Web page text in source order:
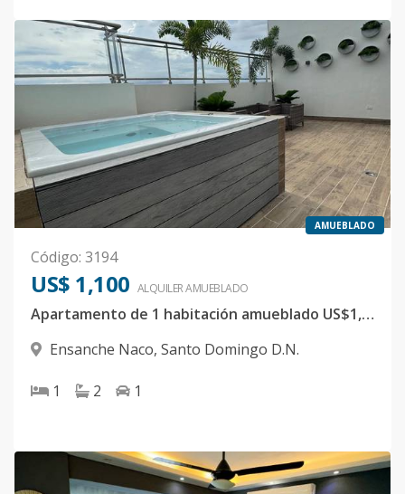
AMUEBLADO
Código: 3194
US$ 1,100 ALQUILERAMUEBLADO
Apartamento de 1 habitación amueblado US$1,100
Ensanche Naco, Santo Domingo D.N.
1 2 1